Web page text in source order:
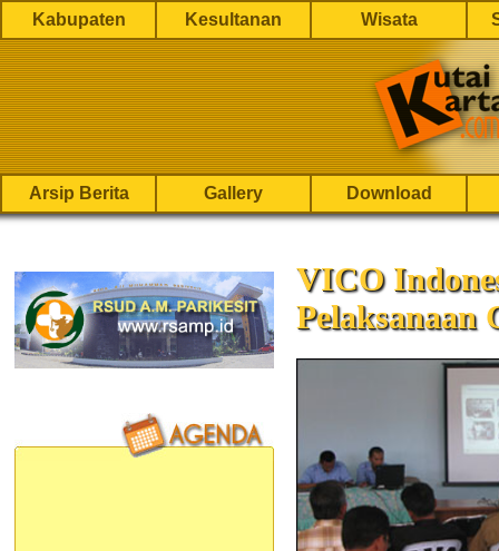
Kabupaten Kesultanan Wisata
Arsip Berita Gallery Download
VICO
Pelaksanaan